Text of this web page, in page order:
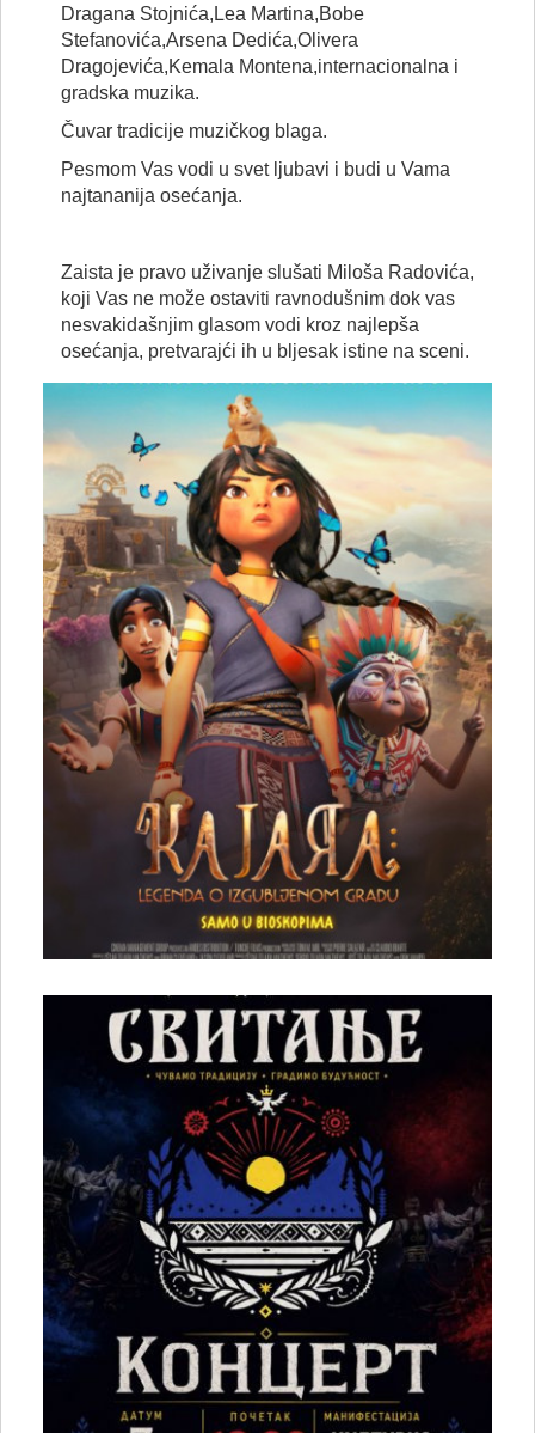
Dragana Stojnića,Lea Martina,Bobe
Stefanovića,Arsena Dedića,Olivera
Dragojevića,Kemala Montena,internacionalna i
gradska muzika.
Čuvar tradicije muzičkog blaga.
Pesmom Vas vodi u svet ljubavi i budi u Vama
najtananija osećanja.
Zaista je pravo uživanje slušati Miloša Radovića,
koji Vas ne može ostaviti ravnodušnim dok vas
nesvakidašnjim glasom vodi kroz najlepša
osećanja, pretvarajći ih u bljesak istine na sceni.